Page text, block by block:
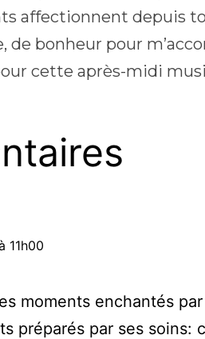
affectionnent depuis
de bonheur pour
cette après-midi
11h00
moments enchantés
préparés par ses soins: